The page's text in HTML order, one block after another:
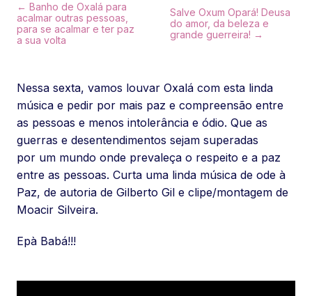
← Banho de Oxalá para
acalmar outras pessoas,
para se acalmar e ter paz
a sua volta
Salve Oxum Opará! Deusa
do amor, da beleza e
grande guerreira! →
Nessa sexta, vamos louvar Oxalá com esta linda
música e pedir por mais paz e compreensão entre
as pessoas e menos intolerância e ódio. Que as
guerras e desentendimentos sejam superadas
por um mundo onde prevaleça o respeito e a paz
entre as pessoas. Curta uma linda música de ode à
Paz, de autoria de Gilberto Gil e clipe/montagem de
Moacir Silveira.
Epà Babá!!!